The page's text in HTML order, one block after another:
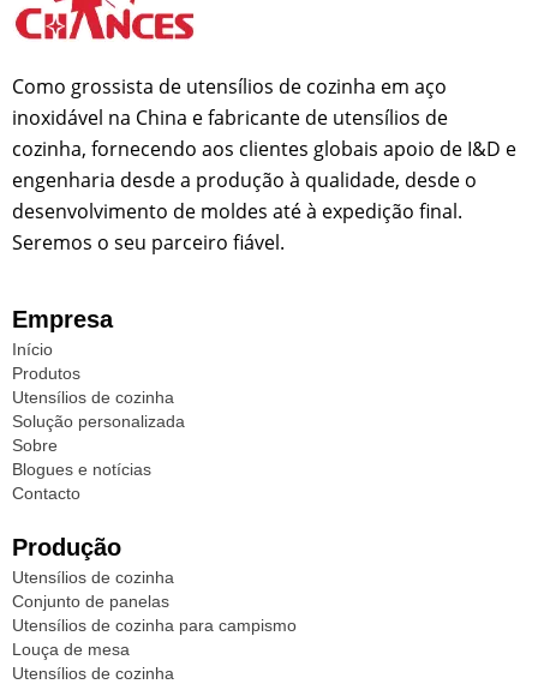
Como grossista de utensílios de cozinha em aço
inoxidável na China e fabricante de utensílios de
cozinha, fornecendo aos clientes globais apoio de I&D e
engenharia desde a produção à qualidade, desde o
desenvolvimento de moldes até à expedição final.
Seremos o seu parceiro fiável.
Empresa
Início
Produtos
Utensílios de cozinha
Solução personalizada
Sobre
Blogues e notícias
Contacto
Produção
Utensílios de cozinha
Conjunto de panelas
Utensílios de cozinha para campismo
Louça de mesa
Utensílios de cozinha